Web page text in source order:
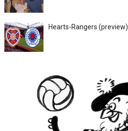
Hearts-Rangers (preview)